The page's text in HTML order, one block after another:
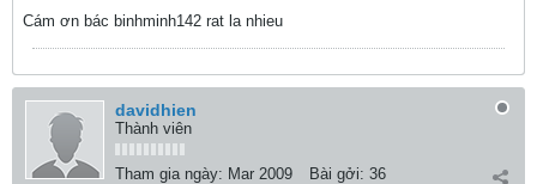
Cám ơn bác binhminh142 rat la nhieu
davidhien
Thành viên
Tham gia ngày: Mar 2009 Bài gởi: 36